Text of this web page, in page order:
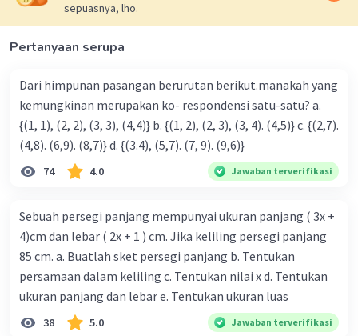
sepuasnya, lho.
Pertanyaan serupa
Dari himpunan pasangan berurutan berikut.manakah yang
kemungkinan merupakan ko- respondensi satu-satu? a.
{(1, 1), (2, 2), (3, 3), (4,4)} b. {(1, 2), (2, 3), (3, 4). (4,5)} c. {(2,7).
(4,8). (6,9). (8,7)} d. {(3.4), (5,7). (7, 9). (9,6)}
74 4.0 Jawaban terverifikasi
Sebuah persegi panjang mempunyai ukuran panjang ( 3x +
4)cm dan lebar ( 2x + 1 ) cm. Jika keliling persegi panjang
85 cm. a. Buatlah sket persegi panjang b. Tentukan
persamaan dalam keliling c. Tentukan nilai x d. Tentukan
ukuran panjang dan lebar e. Tentukan ukuran luas
38 5.0 Jawaban terverifikasi